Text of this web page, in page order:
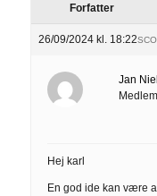
Forfatter
26/09/2024 kl. 18:22
Jan
Medlem
Hej karl
En god ide kan være